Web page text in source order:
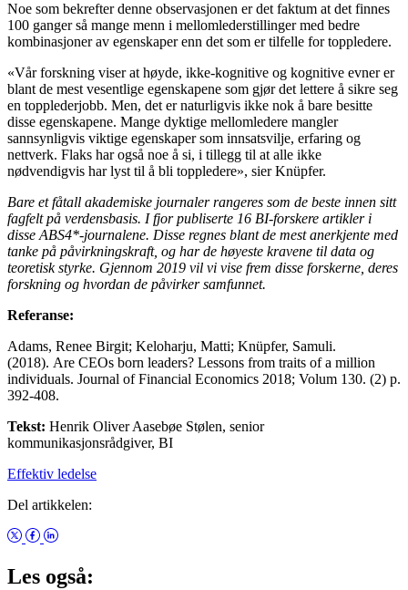
Noe som bekrefter denne observasjonen er det faktum at det finnes
100 ganger så mange menn i mellomlederstillinger med bedre
kombinasjoner av egenskaper enn det som er tilfelle for toppledere.
«Vår forskning viser at høyde, ikke-kognitive og kognitive evner er
blant de mest vesentlige egenskapene som gjør det lettere å sikre seg
en topplederjobb. Men, det er naturligvis ikke nok å bare besitte
disse egenskapene. Mange dyktige mellomledere mangler
sannsynligvis viktige egenskaper som innsatsvilje, erfaring og
nettverk. Flaks har også noe å si, i tillegg til at alle ikke
nødvendigvis har lyst til å bli toppledere», sier Knüpfer.
Bare et fåtall akademiske journaler rangeres som de beste innen sitt
fagfelt på verdensbasis. I fjor publiserte 16 BI-forskere artikler i
disse ABS4*-journalene. Disse regnes blant de mest anerkjente med
tanke på påvirkningskraft, og har de høyeste kravene til data og
teoretisk styrke. Gjennom 2019 vil vi vise frem disse forskerne, deres
forskning og hvordan de påvirker samfunnet.
Referanse:
Adams, Renee Birgit; Keloharju, Matti; Knüpfer, Samuli.
(2018). Are CEOs born leaders? Lessons from traits of a million
individuals. Journal of Financial Economics 2018; Volum 130. (2) p.
392-408.
Tekst: Henrik Oliver Aasebøe Stølen, senior
kommunikasjonsrådgiver, BI
Effektiv ledelse
Del artikkelen:
Les også: